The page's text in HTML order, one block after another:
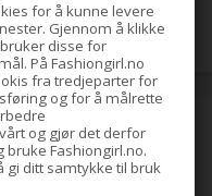
for å kunne levere
Gjennom å klikke
disse for
På Fashiongirl.no
fra tredjeparter for
og for å målrette
og gjør det derfor
Fashiongirl.no.
gi ditt samtykke til bruk
NOK
spiral med strass,